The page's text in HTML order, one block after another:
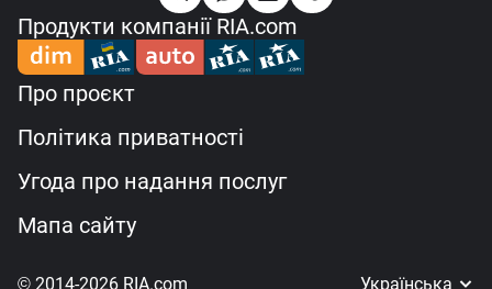
Продукти компанії RIA.com
Про проєкт
Політика приватності
Угода про надання послуг
Мапа сайту
© 2014-2026 RIA.com Українська